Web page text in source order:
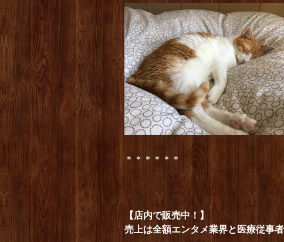
＊＊＊＊＊＊
【店内で販売中！】
売上は全額エンタメ業界と医療従事